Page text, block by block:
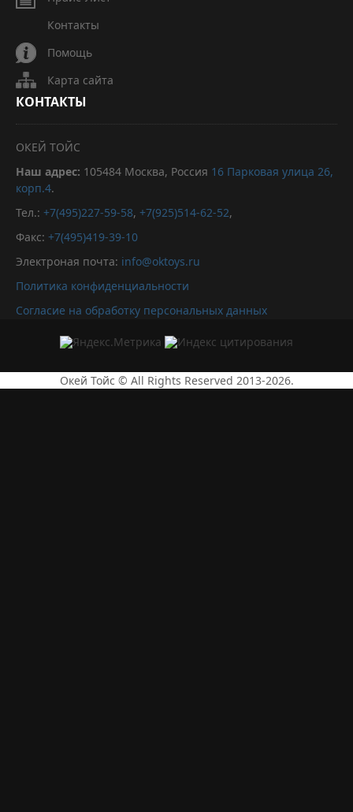
Контакты
Помощь
Карта сайта
КОНТАКТЫ
ОКЕЙ ТОЙС
Наш адрес: 105484 Москва, Россия 16 Парковая улица 26,
корп.4.
Тел.: +7(495)227-59-58, +7(925)514-62-52,
Факс: +7(495)419-39-10
Электроная почта: info@oktoys.ru
Политика конфиденциальности
Согласие на обработку персональных данных
Окей Тойс © All Rights Reserved 2013-2026.